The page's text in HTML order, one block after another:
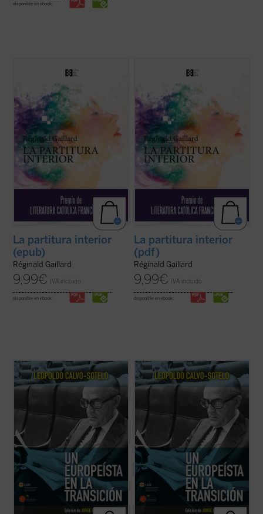
disponible en ebook:
las historias de vida de Charlotte, «la loca
del pueblo», y Jan, un músico holandés
quien huye de un amor perdido, tienen en
común una búsqueda espiritual de
trascendiencia y belleza, una relación ...
(ver ficha)
La partitura interior
(epub)
Réginald Gaillard
9,99€ IVA incluido
disponible en ebook:
las historias de vida de Charlotte, «la loca
del pueblo», y Jan, un músico holandés
quien huye de un amor perdido, tienen en
común una búsqueda espiritual de
trascendiencia y belleza, una relación ...
(ver ficha)
La partitura interior
(pdf)
Réginald Gaillard
9,99€ IVA incluido
disponible en ebook:
El presente volumen recoge una cuidada
selección de los discursos y conferencias
sobre Europa, pronunciados por Leopoldo
primera recopila algunas intervenciones
durante su periodo en la primera línea de ...
(ver ficha)
El presente volumen recoge una cuidada
selección de los discursos y conferencias
sobre Europa, pronunciados por Leopoldo
primera recopila algunas intervenciones
durante su periodo en la primera línea de ...
(ver ficha)